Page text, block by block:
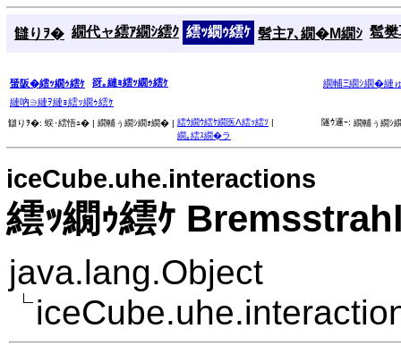
讎りｦ� 繝代ャ繧ｱ繝ｼ繧ｸ 繧ｯ繝ｩ繧ｹ 髫主ｱ､繝�Μ繝ｼ 髱
蜑阪�繧ｯ繝ｩ繧ｹ 谺｡縺ｮ繧ｯ繝ｩ繧ｹ
繝輔Ξ繝ｼ繝�縺
縺吶∋縺ｦ縺ｮ繧ｯ繝ｩ繧ｹ
讎りｦ�: 蜈･繧悟ｭ� | 繝輔ぅ繝ｼ繝ｫ繝� | 繧ｳ繝ｳ繧ｹ繝医Λ繧ｯ繧ｿ |
繝｡繧ｽ繝�ラ
隧ｳ邏ｰ: 繝輔ぅ繝ｼ
iceCube.uhe.interactions
繧ｯ繝ｩ繧ｹ
java.lang.Object